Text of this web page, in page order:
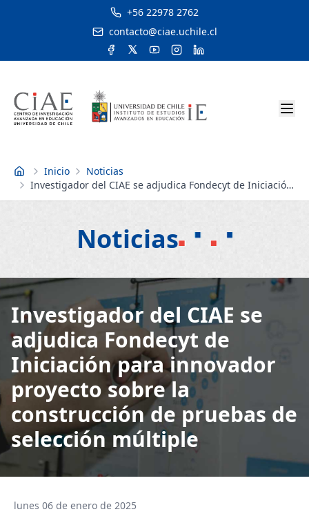
+56 22978 2762
contacto@ciae.uchile.cl
Inicio Inicio
Noticias
Investigador del CIAE se adjudica Fondecyt de Iniciación
para innovador proyecto sobre la construcción de
Noticias
Investigador del CIAE se
adjudica Fondecyt de
Iniciación para innovador
proyecto sobre la
construcción de pruebas de
selección múltiple
lunes 06 de enero de 2025